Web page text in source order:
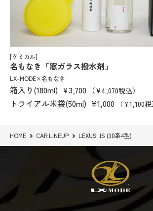
[ケミカル]
名もなき「窓ガラス撥水剤」
LX-MODE×名もなき
箱入り(180ml) ¥3,700 （¥4,070税込）
トライアル米袋(50ml) ¥1,000 （¥1,100税
HOME CAR LINEUP LEXUS IS (30系4型)